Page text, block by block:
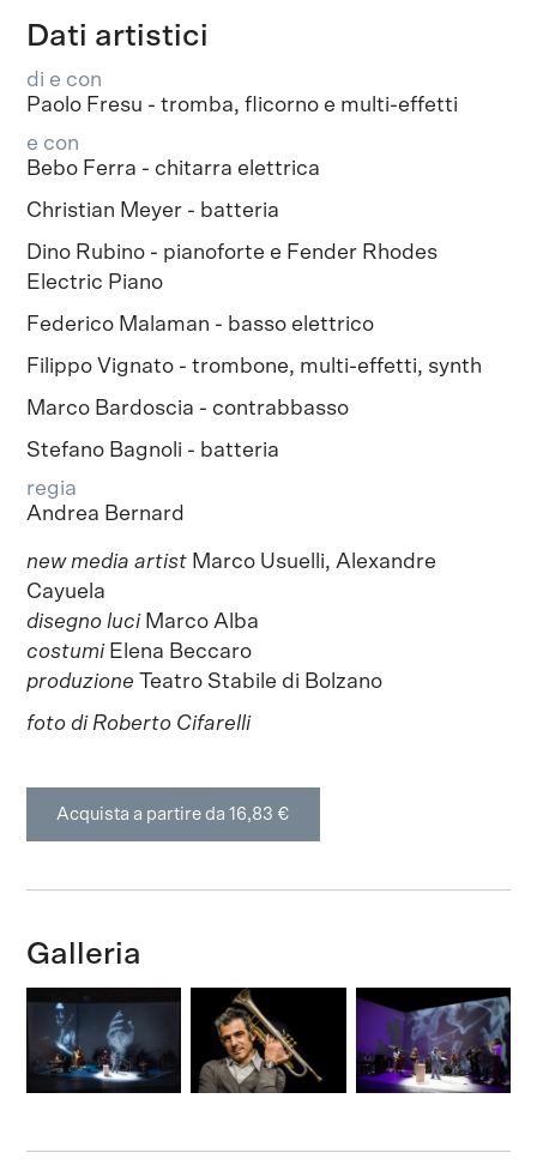
Dati artistici
di e con
Paolo Fresu - tromba, flicorno e multi-effetti
e con
Bebo Ferra - chitarra elettrica
Christian Meyer - batteria
Dino Rubino - pianoforte e Fender Rhodes
Electric Piano
Federico Malaman - basso elettrico
Filippo Vignato - trombone, multi-effetti, synth
Marco Bardoscia - contrabbasso
Stefano Bagnoli - batteria
regia
Andrea Bernard
new media artist Marco Usuelli, Alexandre
Cayuela
disegno luciMarco Alba
costumi Elena Beccaro
produzione Teatro Stabile di Bolzano
foto di Roberto Cifarelli
Acquista a partire da 16,83 €
Galleria